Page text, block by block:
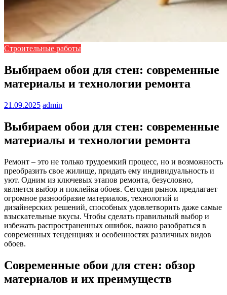
Строительные работы
Выбираем обои для стен: современные
материалы и технологии ремонта
21.09.2025 admin
Выбираем обои для стен: современные
материалы и технологии ремонта
Ремонт – это не только трудоемкий процесс, но и возможность
преобразить свое жилище, придать ему индивидуальность и
уют. Одним из ключевых этапов ремонта, безусловно,
является выбор и поклейка обоев. Сегодня рынок предлагает
огромное разнообразие материалов, технологий и
дизайнерских решений, способных удовлетворить даже самые
взыскательные вкусы. Чтобы сделать правильный выбор и
избежать распространенных ошибок, важно разобраться в
современных тенденциях и особенностях различных видов
обоев.
Современные обои для стен: обзор
материалов и их преимуществ